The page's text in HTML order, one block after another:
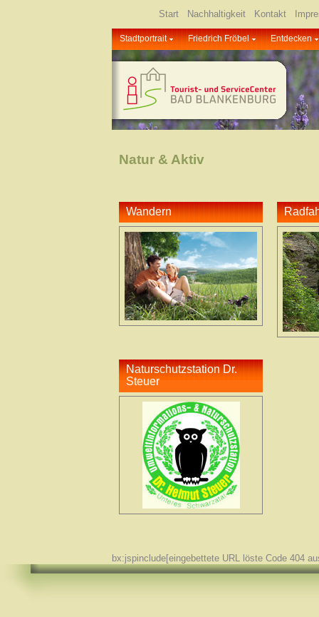
Start Nachhaltigkeit Kontakt
Stadtportrait Friedrich Fröbel Entdecken
Natur & Aktiv
Wandern
Naturschutzstation Dr.
Steuer
bx:jspinclude[eingebettete URL löste Code 404